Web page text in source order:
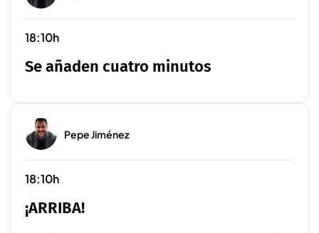
18:10h
Se añaden cuatro minutos
Pepe Jiménez
18:10h
¡ARRIBA!